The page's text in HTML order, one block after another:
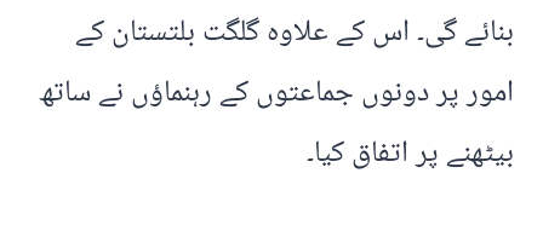
بنائے گی۔ اس کے علاوہ گلگت بلتستان کے
امور پر دونوں جماعتوں کے رہنماؤں نے ساتھ
بیٹھنے پر اتفاق کیا۔